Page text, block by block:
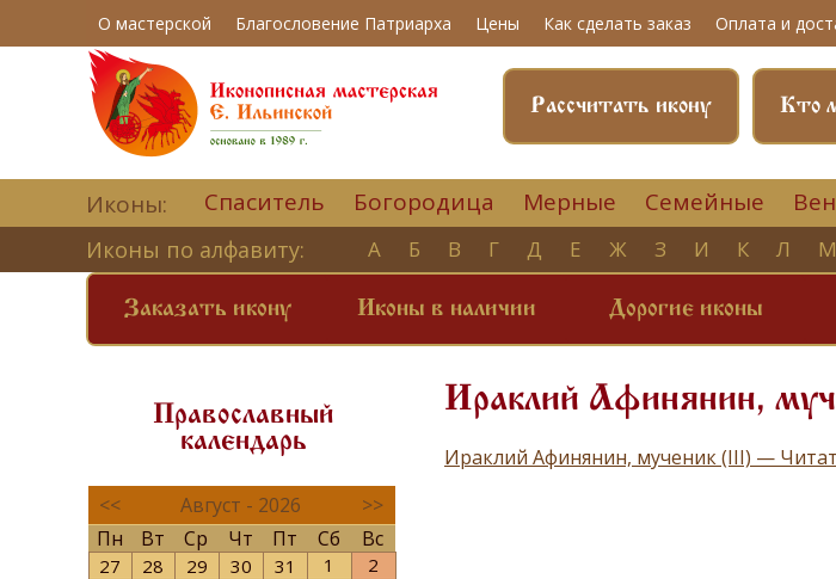
О мастерской Благословение Патриарха Цены Как сделать заказ Оплата и
Кто
Рассчитать икону
Иконы: Спаситель Богородица Мерные Семейные
Иконы по алфавиту: А Б В Г Д Е Ж З И К Л М
Заказать икону Иконы в наличии Дорогие иконы
Православный
календарь
<< Август - 2026
>>
Пн
Вт Ср Чт Пт Сб Вс
27 28 29 30 31 1
2
Ираклий Афинянин,
Ираклий Афинянин, мученик (III) —